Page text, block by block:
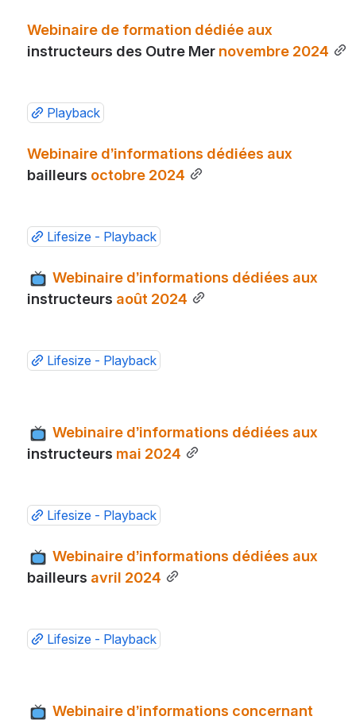
instructeurs des Outre Mer novembre 2024
Playback
bailleurs octobre 2024
Lifesize - Playback
Webinaire d’informations dédiées aux
instructeurs août 2024
Lifesize - Playback
instructeurs mai 2024
Lifesize - Playback
bailleurs avril 2024
Lifesize - Playback
Webinaire d’informations concernant